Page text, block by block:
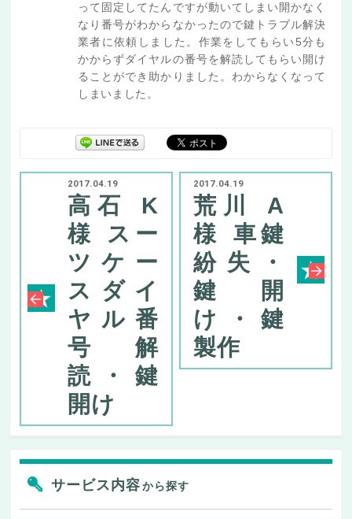
って固定してたんですが動いてしまい開かなく
なり番号がわからなかったので鍵トラブル解決
業者に依頼しました。作業をしてもらい5分も
かからずダイヤルの番号を解読してもらい開け
ることができ助かりました。わからなくなって
しまいました。
2017.04.19
高石 K
様 スー
ツケー
スダイ
ヤル番
号解
読・鍵
開け
2017.04.19
荒川 A
様 車鍵
紛失・
鍵開
け・鍵
製作
サービス内容から探す